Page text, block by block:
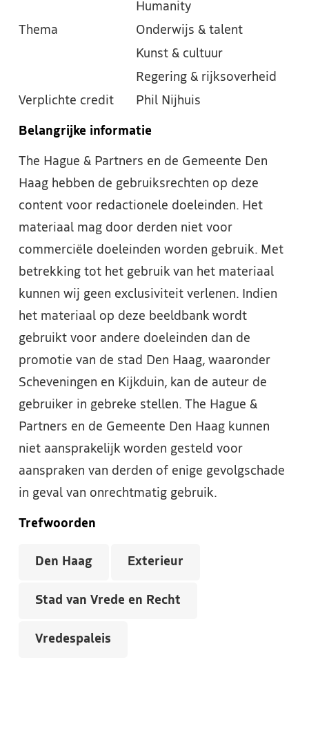
Humanity
Thema
Onderwijs & talent
Kunst & cultuur
Regering & rijksoverheid
Verplichte credit
Phil Nijhuis
Belangrijke informatie
The Hague & Partners en de Gemeente Den
Haag hebben de gebruiksrechten op deze
content voor redactionele doeleinden. Het
materiaal mag door derden niet voor
commerciële doeleinden worden gebruik. Met
betrekking tot het gebruik van het materiaal
kunnen wij geen exclusiviteit verlenen. Indien
het materiaal op deze beeldbank wordt
gebruikt voor andere doeleinden dan de
promotie van de stad Den Haag, waaronder
Scheveningen en Kijkduin, kan de auteur de
gebruiker in gebreke stellen. The Hague &
Partners en de Gemeente Den Haag kunnen
niet aansprakelijk worden gesteld voor
aanspraken van derden of enige gevolgschade
in geval van onrechtmatig gebruik.
Trefwoorden
Den Haag Exterieur
Stad van Vrede en Recht
Vredespaleis